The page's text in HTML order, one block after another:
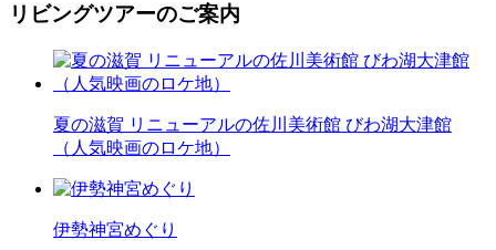
リビングツアーのご案内
夏の滋賀 リニューアルの佐川美術館 びわ湖大津館
（人気映画のロケ地）
伊勢神宮めぐり